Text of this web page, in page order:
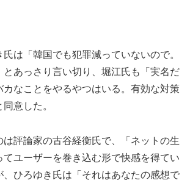
は「韓国でも犯罪減っていないので。
あっさり言い切り、堀江氏も「実名だ
なことをやるやつはいる。有効な対策
意した。
は評論家の古谷経衡氏で、「ネットの生
ユーザーを巻き込む形で快感を得てい
、ひろゆき氏は「それはあなたの感想で